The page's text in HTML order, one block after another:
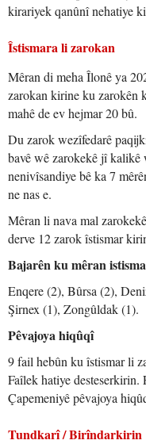
kirariyek qanûnî nehatiye
Îstismara li zarokan
Mêran di meha Îlonê ya
zarokan kirine ku zarokên
mahê de ev hejmar 20 bû.
Du zarok wezîfedarê
bavê wê zarokekê jî kalikê
nenivîsandiye bê ka 7
ne nas e.
Mêran li nava mal
derve 12 zarok îstismar
Bajarên ku mêran
Enqere (2), Bûrsa (2),
Şirnex (1), Zongûldak (1).
Pêvajoya hiqûqî
9 fail hebûn ku îstismar li
Faîlek hatiye desteserkirin.
Çapemeniyê pêvajoya
Tundkarî / Birîndarkirin